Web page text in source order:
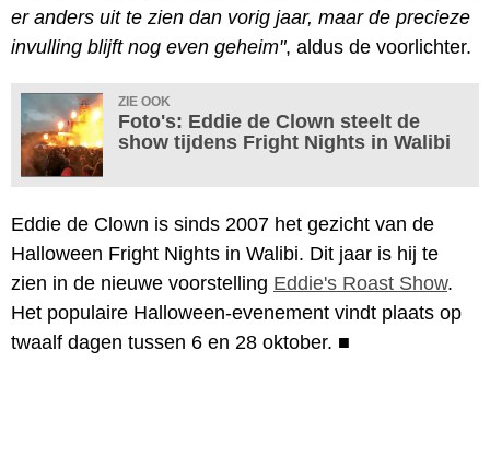
er anders uit te zien dan vorig jaar, maar de precieze
invulling blijft nog even geheim", aldus de voorlichter.
ZIE OOK
Foto's: Eddie de Clown steelt de
show tijdens Fright Nights in Walibi
Eddie de Clown is sinds 2007 het gezicht van de
Halloween Fright Nights in Walibi. Dit jaar is hij te
zien in de nieuwe voorstelling Eddie's Roast Show.
Het populaire Halloween-evenement vindt plaats op
twaalf dagen tussen 6 en 28 oktober. ■